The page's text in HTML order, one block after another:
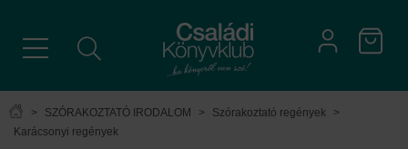
> SZÓRAKOZTATÓ IRODALOM > Szórakoztató regények
>
Karácsonyi regények